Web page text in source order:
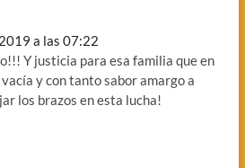
a las 07:22
Y justicia para esa familia que en
y con tanto sabor amargo a
los brazos en esta lucha!